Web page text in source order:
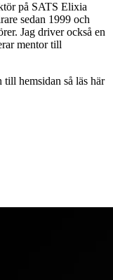
på SATS Elixia
sedan 1999 och
Jag driver också en
mentor till
hemsidan så läs här